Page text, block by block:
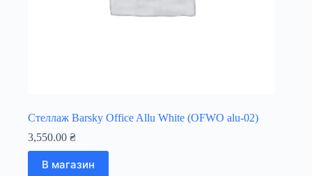
Стеллаж Barsky Office Allu White (OFWO alu-02)
3,550.00 ₴
В магазин